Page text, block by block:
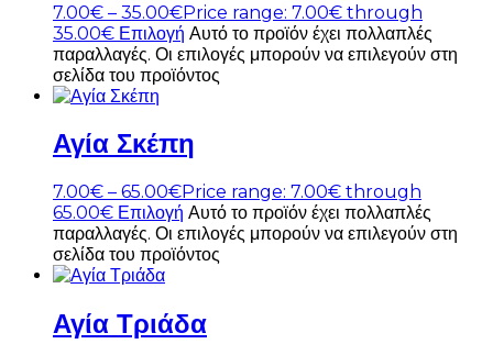
7.00€ – 35.00€Price range: 7.00€ through
35.00€ Επιλογή Αυτό το προϊόν έχει πολλαπλές
παραλλαγές. Οι επιλογές μπορούν να επιλεγούν στη
σελίδα του προϊόντος
Αγία Σκέπη
7.00€ – 65.00€Price range: 7.00€ through
65.00€ Επιλογή Αυτό το προϊόν έχει πολλαπλές
παραλλαγές. Οι επιλογές μπορούν να επιλεγούν στη
σελίδα του προϊόντος
Αγία Τριάδα